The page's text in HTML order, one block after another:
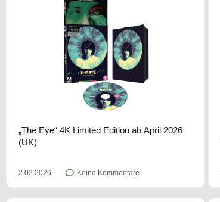
„The Eye“ 4K Limited Edition ab April 2026
(UK)
2.02.2026 Keine Kommentare